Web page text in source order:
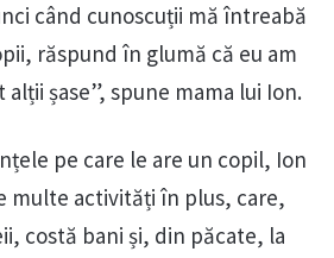
când cunoscuții mă întreabă
răspund în glumă că eu am
șase”, spune mama lui Ion.
pe care le are un copil, Ion
multe activități în plus, care,
costă bani și, din păcate, la